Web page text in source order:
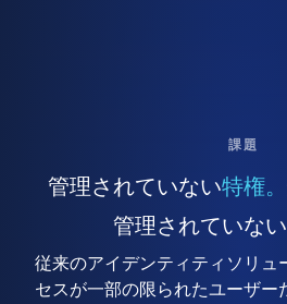
課題
管理されていない特権。
管理されていない
従来のアイデンティティソリュ
セスが一部の限られたユーザー